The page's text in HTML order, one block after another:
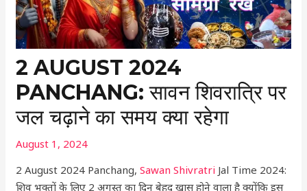
2 AUGUST 2024
PANCHANG: सावन शिवरात्रि पर
जल चढ़ाने का समय क्या रहेगा
August 1, 2024
2 August 2024 Panchang, Sawan Shivratri Jal Time 2024:
शिव भक्तों के लिए 2 अगस्त का दिन बेहद खास होने वाला है क्योंकि इस